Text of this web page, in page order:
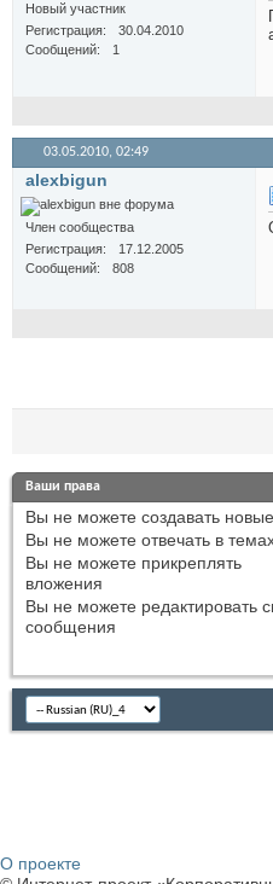
Новый участник
Регистрация
30.04.2010
Сообщений
1
03.05.2010, 02:49
alexbigun
Член сообщества
Регистрация
17.12.2005
Сообщений
808
Ваши права
Вы не можете создавать
Вы не можете отвечать в
Вы не можете прикреплять
вложения
Вы не можете редактировать
сообщения
О проекте